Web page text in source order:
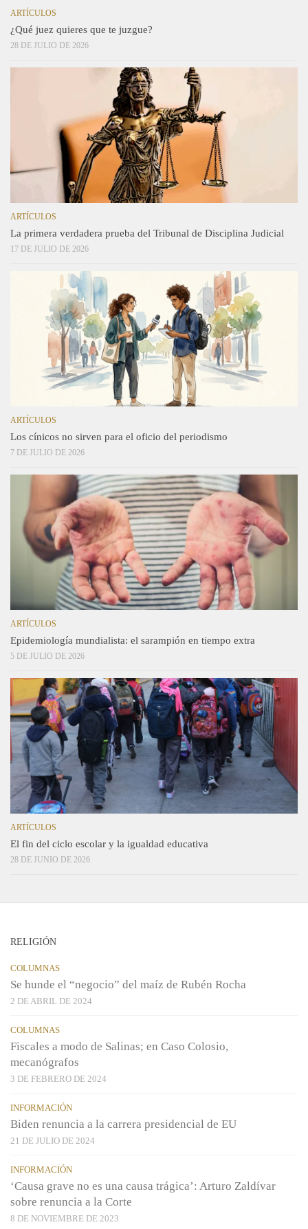
ARTÍCULOS
¿Qué juez quieres que te juzgue?
28 DE JULIO DE 2026
ARTÍCULOS
La primera verdadera prueba del Tribunal de Disciplina Judicial
17 DE JULIO DE 2026
ARTÍCULOS
Los cínicos no sirven para el oficio del periodismo
7 DE JULIO DE 2026
ARTÍCULOS
Epidemiología mundialista: el sarampión en tiempo extra
5 DE JULIO DE 2026
ARTÍCULOS
El fin del ciclo escolar y la igualdad educativa
28 DE JUNIO DE 2026
RELIGIÓN
COLUMNAS
Se hunde el “negocio” del maíz de Rubén Rocha
2 DE ABRIL DE 2024
COLUMNAS
Fiscales a modo de Salinas; en Caso Colosio,
mecanógrafos
3 DE FEBRERO DE 2024
INFORMACIÓN
Biden renuncia a la carrera presidencial de EU
21 DE JULIO DE 2024
INFORMACIÓN
‘Causa grave no es una causa trágica’: Arturo Zaldívar
sobre renuncia a la Corte
8 DE NOVIEMBRE DE 2023